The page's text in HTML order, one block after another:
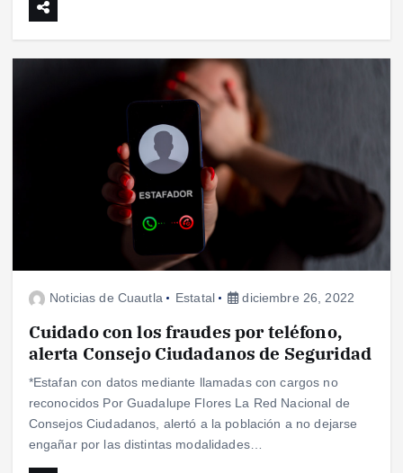
Noticias de Cuautla Estatal diciembre 26, 2022
Cuidado con los fraudes por teléfono,
alerta Consejo Ciudadanos de Seguridad
*Estafan con datos mediante llamadas con cargos no
reconocidos Por Guadalupe Flores La Red Nacional de
Consejos Ciudadanos, alertó a la población a no dejarse
engañar por las distintas modalidades…